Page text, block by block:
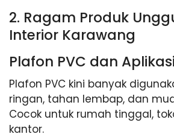
2. Ragam Produk
Interior Karawang
Plafon PVC dan
Plafon PVC kini banyak
ringan, tahan lembap, dan
Cocok untuk rumah tinggal,
kantor.